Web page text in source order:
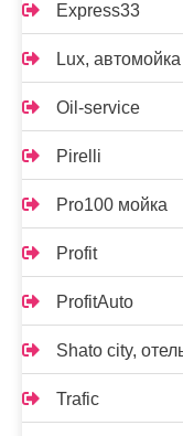
Express33
Lux, автомойка
Oil-service
Pirelli
Pro100 мойка
Profit
ProfitAuto
Shato city,
Trafic